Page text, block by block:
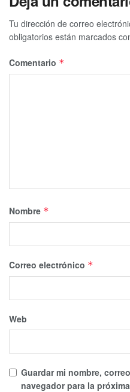
Tu dirección de correo
obligatorios están marcados
Comentario *
Nombre *
Correo electrónico *
Web
Guardar mi nombre,
navegador para la